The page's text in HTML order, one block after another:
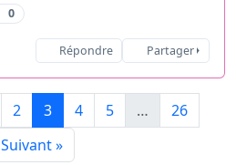
0
Répondre Partager
2 3 4 5 …
26
Suivant »